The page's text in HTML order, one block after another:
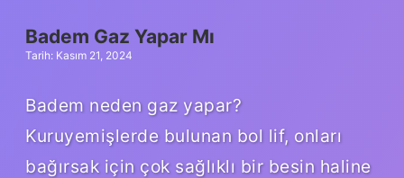
Badem Gaz Yapar Mı
Tarih: Kasım 21, 2024
Badem neden gaz yapar?
Kuruyemişlerde bulunan bol lif, onları
bağırsak için çok sağlıklı bir besin haline